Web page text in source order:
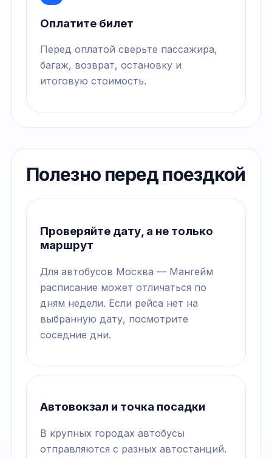
Оплатите билет
Перед оплатой сверьте пассажира,
багаж, возврат, остановку и
итоговую стоимость.
Полезно перед поездкой
Проверяйте дату, а не только
маршрут
Для автобусов Москва — Мангейм
расписание может отличаться по
дням недели. Если рейса нет на
выбранную дату, посмотрите
соседние дни.
Автовокзал и точка посадки
В крупных городах автобусы
отправляются с разных автостанций.